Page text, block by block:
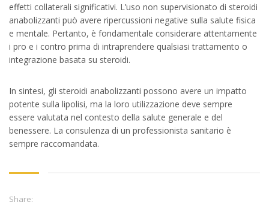
effetti collaterali significativi. L’uso non supervisionato di steroidi
anabolizzanti può avere ripercussioni negative sulla salute fisica
e mentale. Pertanto, è fondamentale considerare attentamente
i pro e i contro prima di intraprendere qualsiasi trattamento o
integrazione basata su steroidi.
In sintesi, gli steroidi anabolizzanti possono avere un impatto
potente sulla lipolisi, ma la loro utilizzazione deve sempre
essere valutata nel contesto della salute generale e del
benessere. La consulenza di un professionista sanitario è
sempre raccomandata.
Share: